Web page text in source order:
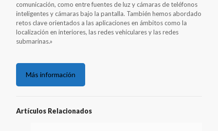
comunicación, como entre fuentes de luz y cámaras de teléfonos
inteligentes y cámaras bajo la pantalla. También hemos abordado
retos clave orientados a las aplicaciones en ámbitos como la
localización en interiores, las redes vehiculares y las redes
submarinas.»
Más información
Artículos Relacionados